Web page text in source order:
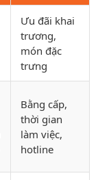
Ưu đãi khai
trương,
món đặc
trưng
Bằng cấp,
thời gian
làm việc,
hotline